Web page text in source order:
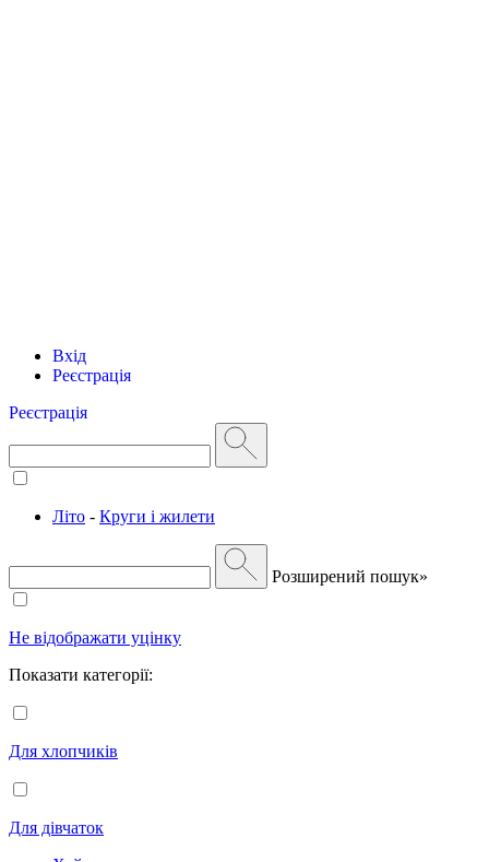
Вхід
Реєстрація
Реєстрація
Літо - Круги і жилети
Розширений пошук»
Не відображати уцінку
Показати категорії:
Для хлопчиків
Для дівчаток